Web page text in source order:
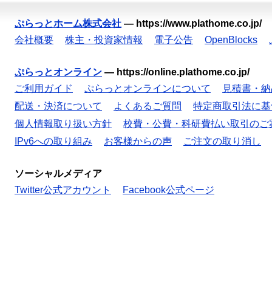
ぷらっとホーム株式会社 — https://www.plathome.co.jp/
会社概要
株主・投資家情報 電子公告 OpenBlocks
ぷらっとオンライン — https://online.plathome.co.jp/
ご利用ガイド
ぷらっとオンラインについて
見積書・
配送・決済について
よくあるご質問
特定商取引法に
個人情報取り扱い方針
校費・公費・科研費払い取引のご
IPv6への取り組み
お客様からの声 ご注文の取り消し
ソーシャルメディア
Twitter公式アカウント
Facebook公式ページ